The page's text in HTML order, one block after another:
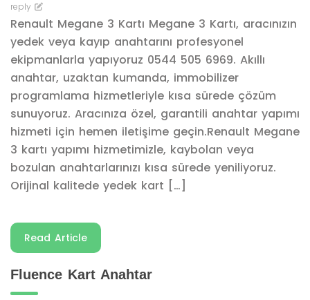
reply
Renault Megane 3 Kartı Megane 3 Kartı, aracınızın
yedek veya kayıp anahtarını profesyonel
ekipmanlarla yapıyoruz 0544 505 6969. Akıllı
anahtar, uzaktan kumanda, immobilizer
programlama hizmetleriyle kısa sürede çözüm
sunuyoruz. Aracınıza özel, garantili anahtar yapımı
hizmeti için hemen iletişime geçin.Renault Megane
3 kartı yapımı hizmetimizle, kaybolan veya
bozulan anahtarlarınızı kısa sürede yeniliyoruz.
Orijinal kalitede yedek kart […]
Read Article
Fluence Kart Anahtar